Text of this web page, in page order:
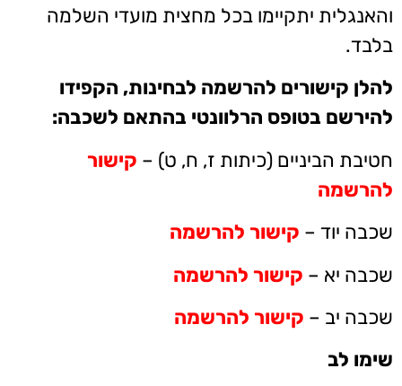
והאנגלית יתקיימו בכל מחצית מועדי השלמה
בלבד.
להלן קישורים להרשמה לבחינות, הקפידו
להירשם בטופס הרלוונטי בהתאם לשכבה:
חטיבת הביניים (כיתות ז, ח, ט) – קישור
להרשמה
שכבה יוד – קישור להרשמה
שכבה יא – קישור להרשמה
שכבה יב – קישור להרשמה
שימו לב